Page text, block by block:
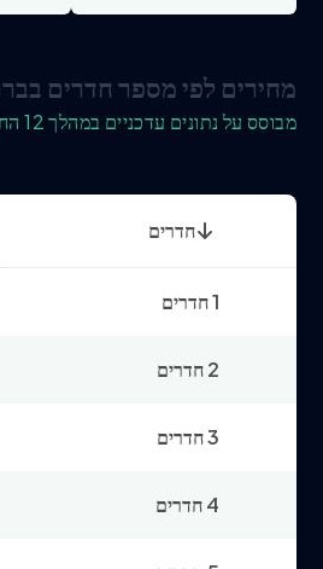
מחירים לפי מספר חדרים
מבוסס על נתונים עדכניים במהלך 12 החודשים האחרונים
חדרים
1 חדרים
2 חדרים
3 חדרים
4 חדרים